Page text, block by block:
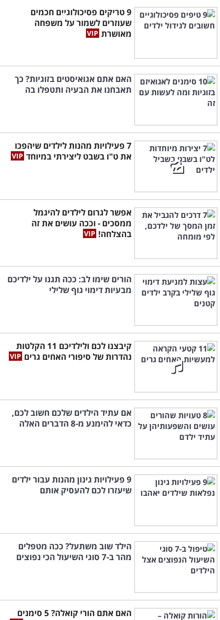
9 טריקים פסיכולוגיים חכמים
שעוזרים לשמור על משפחה
מאושרת
האם אתם אגואיסטים בזוגיות? כך
תאבחנו את הבעיה ותטפלו בה
7 פעילויות מהנות לילדים שיהפכו
את ט"ו בשבט ליצירתי במיוחד
אפשר לגרום לילדים להיגמל
ממסכים - וככה עושים את זה
בהצלחה!
הורים שימו לב: ככה תגנו על ילדיכם
מבעיות דימוי גוף שלילי
קיבצנו לכם ולילדיכם 11 הקלטות
נהדרות של סיפורי האחים גרים
אם עתיד הילדים שלכם חשוב לכם,
כדאי להימנע מ-8 הדברים האלה
9 פעילויות גינון מהנות עבור ילדים
שיעזרו לכם להעסיק אותם
הילד שוב משתעל? ככה מטפלים
מהר ב-7 סוגי השיעול הכי נפוצים
האם אתם הורי קואלה? 5 סימנים